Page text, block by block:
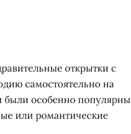
открытки с
самостоятельно на
были особенно популярны
или романтические